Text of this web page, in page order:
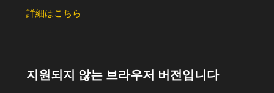
詳細はこちら
지원되지 않는 브라우저 버전입니다